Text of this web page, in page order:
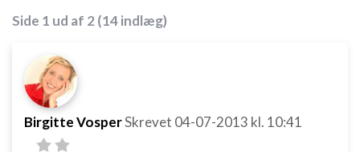
Side 1 ud af 2 (14 indlæg)
Birgitte VosperSkrevet 04-07-2013 kl. 10:41